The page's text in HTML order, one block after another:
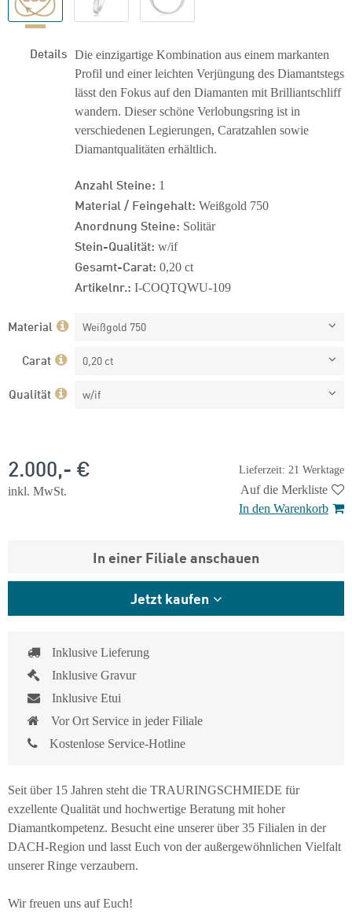
Details Die einzigartige Kombination aus einem markanten
Profil und einer leichten Verjüngung des Diamantstegs
lässt den Fokus auf den Diamanten mit Brilliantschliff
wandern. Dieser schöne Verlobungsring ist in
verschiedenen Legierungen, Caratzahlen sowie
Diamantqualitäten erhältlich.
Anzahl Steine: 1
Material / Feingehalt: Weißgold 750
Anordnung Steine: Solitär
Stein-Qualität: w/if
Gesamt-Carat: 0,20 ct
Artikelnr.: I-COQTQWU-109
Material Weißgold 750
Carat 0,20 ct
Qualität w/if
Lieferzeit: 21 Werktage
2.000,- €
inkl. MwSt.
Auf die Merkliste
In den Warenkorb
In einer Filiale anschauen
Jetzt kaufen
Inklusive Lieferung
Inklusive Gravur
Inklusive Etui
Vor Ort Service in jeder Filiale
Kostenlose Service-Hotline
Seit über 15 Jahren steht die TRAURINGSCHMIEDE für
exzellente Qualität und hochwertige Beratung mit hoher
Diamantkompetenz. Besucht eine unserer über 35 Filialen in der
DACH-Region und lasst Euch von der außergewöhnlichen Vielfalt
unserer Ringe verzaubern.
Wir freuen uns auf Euch!